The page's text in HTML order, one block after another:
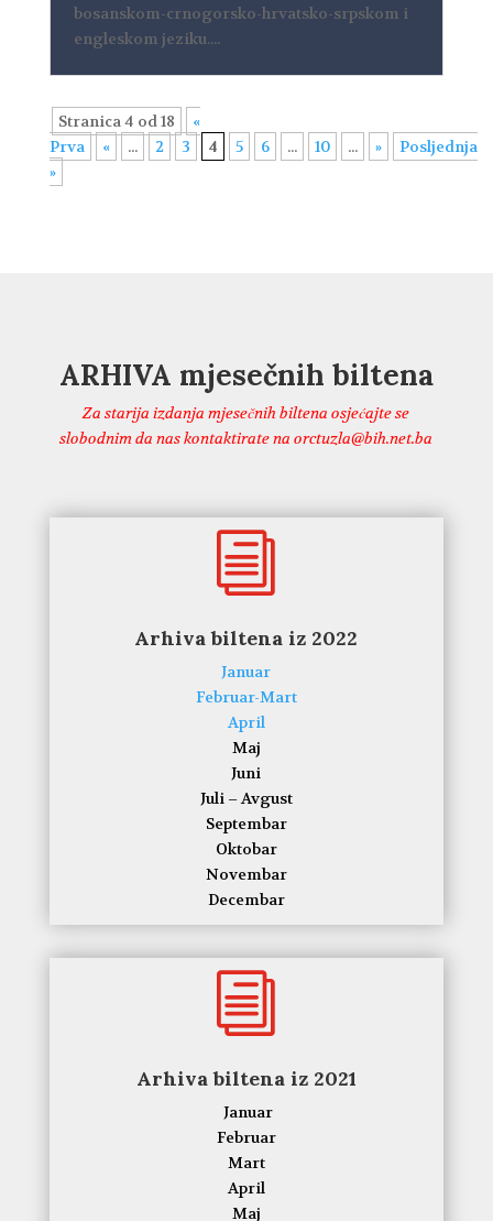
bosanskom-crnogorsko-hrvatsko-srpskom i
engleskom jeziku....
Stranica 4 od 18
«
Prva
« ... 2 3 4 5 6 ... 10 ... »
Posljednja
»
ARHIVA mjesečnih biltena
Za starija izdanja mjesečnih biltena osjećajte se
slobodnim da nas kontaktirate na orctuzla@bih.net.ba
i
Arhiva biltena iz 2022
Januar
Februar-Mart
April
Maj
Juni
Juli – Avgust
Septembar
Oktobar
Novembar
Decembar
i
Arhiva biltena iz 2021
Januar
Februar
Mart
April
Maj